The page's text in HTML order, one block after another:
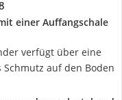
einer Auffangschale
verfügt über eine
auf den Boden